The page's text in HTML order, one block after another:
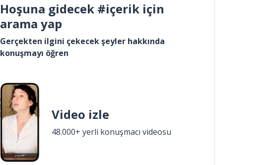
Hoşuna gidecek #içerik için
arama yap
Gerçekten ilgini çekecek şeyler hakkında
konuşmayı öğren
Video izle
48.000+ yerli konuşmacı videosu